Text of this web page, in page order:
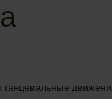
танцевальные